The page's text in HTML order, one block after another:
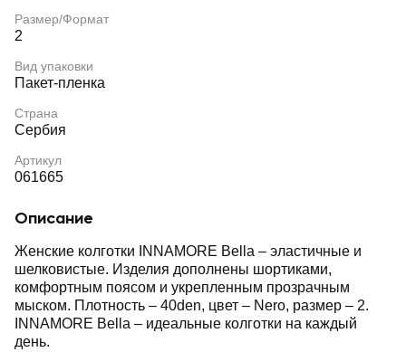
Размер/Формат
2
Вид упаковки
Пакет-пленка
Страна
Сербия
Артикул
061665
Описание
Женские колготки INNAMORE Bella – эластичные и
шелковистые. Изделия дополнены шортиками,
комфортным поясом и укрепленным прозрачным
мыском. Плотность – 40den, цвет – Nero, размер – 2.
INNAMORE Bella – идеальные колготки на каждый
день.